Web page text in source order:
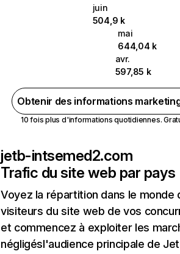
juin
504,9 k
mai
644,04 k
avr.
597,85 k
Obtenir des informations
10 fois plus d'informations quotidiennes.
jetb-intsemed2.com
Trafic du site web par pays
Voyez la répartition dans le monde
visiteurs du site web de vos
et commencez à exploiter les
négligésl'audience principale de